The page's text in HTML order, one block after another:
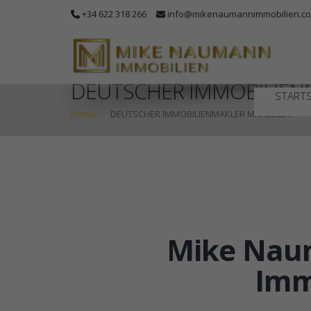
+34 622 318 266
DEUTSCHER
Home DEUTSCHER IMMOBILIENMAKLER MARBELLA
Mike